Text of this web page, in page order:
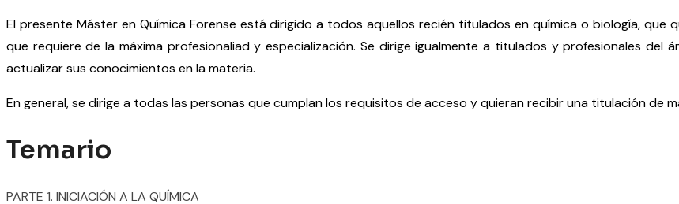
El presente Máster en Química Forense está dirigido a todos aquellos recién titulados en química o biología, que
que requiere de la máxima profesionaliad y especialización. Se dirige igualmente a titulados y profesionales del
actualizar sus conocimientos en la materia.
En general, se dirige a todas las personas que cumplan los requisitos de acceso y quieran recibir una titulación de
Temario
PARTE 1. INICIACIÓN A LA QUÍMICA